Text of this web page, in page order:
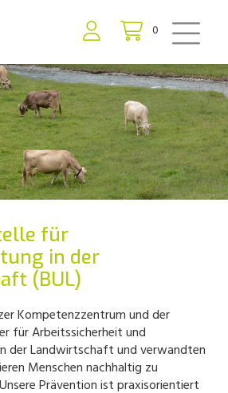
0
für
in der
(BUL)
Kompetenzzentrum und der
für Arbeitssicherheit und
der Landwirtschaft und verwandten
Menschen nachhaltig zu
Prävention ist praxisorientiert